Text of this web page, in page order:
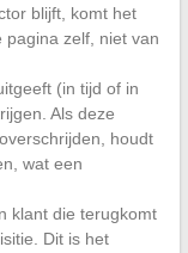
blijft, komt het
zelf, niet van
(in tijd of in
Als deze
houdt
wat een
klant die terugkomt
Dit is het